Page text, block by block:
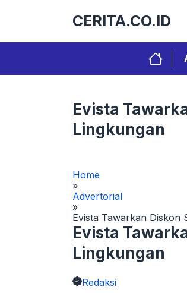
CERITA.CO.ID
Evista
Lingkungan
Home
»
Advertorial
»
Evista Tawarkan Diskon
Evista
Lingkungan
Redaksi